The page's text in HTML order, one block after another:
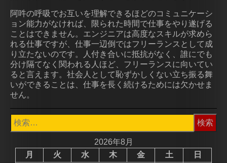
阿吽の呼吸でお互いを理解できるほどのコミュニケーシ
ョン能力がなければ、限られた時間で仕事をやり遂げる
ことはできません。エンジニアは高度なスキルが求めら
れる仕事ですが、仕事一辺倒ではフリーランスとして成
り立たないのです。人付き合いに抵抗がなく、誰にでも
分け隔てなく関われる人ほど、フリーランスに向いてい
ると言えます。社会人として恥ずかしくない立ち振る舞
いができることは、仕事を長く続けるためには欠かせま
せん。
検
索:
2026年8月
月
火 水 木 金 土
日